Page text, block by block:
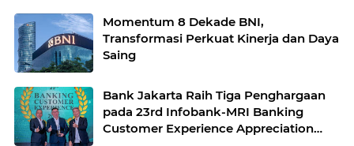
Momentum 8 Dekade BNI,
Transformasi Perkuat Kinerja dan Daya
Saing
Bank Jakarta Raih Tiga Penghargaan
pada 23rd Infobank-MRI Banking
Customer Experience Appreciation